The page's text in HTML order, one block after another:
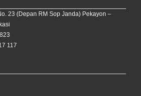
23 (Depan RM Sop Janda) Pekayon –
117